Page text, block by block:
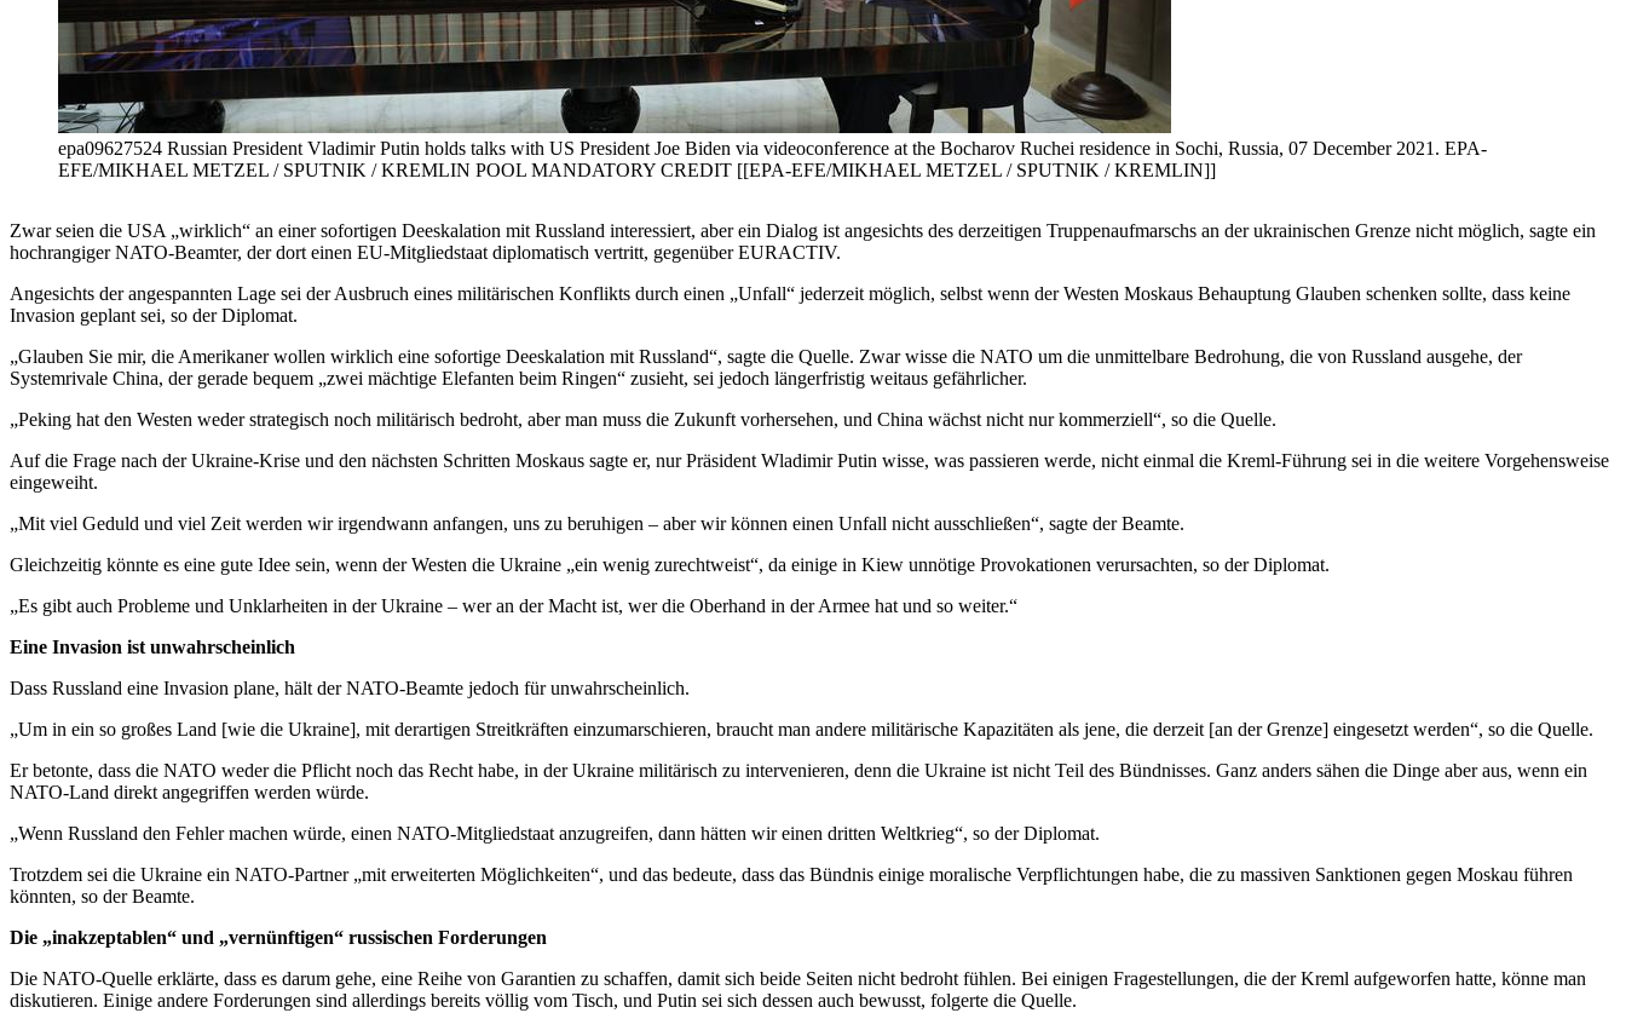
epa09627524 Russian President Vladimir Putin holds talks with US President Joe Biden via videoconference at the Bocharov Ruchei residence in Sochi, Russia, 07 December 2021. EPA-
EFE/MIKHAEL METZEL / SPUTNIK / KREMLIN POOL MANDATORY CREDIT [[EPA-EFE/MIKHAEL METZEL / SPUTNIK / KREMLIN]]
Zwar seien die USA „wirklich“ an einer sofortigen Deeskalation mit Russland interessiert, aber ein Dialog ist angesichts des derzeitigen Truppenaufmarschs an der ukrainischen Grenze nicht möglich, sagte ein
hochrangiger NATO-Beamter, der dort einen EU-Mitgliedstaat diplomatisch vertritt, gegenüber EURACTIV.
Angesichts der angespannten Lage sei der Ausbruch eines militärischen Konflikts durch einen „Unfall“ jederzeit möglich, selbst wenn der Westen Moskaus Behauptung Glauben schenken sollte, dass keine
Invasion geplant sei, so der Diplomat.
„Glauben Sie mir, die Amerikaner wollen wirklich eine sofortige Deeskalation mit Russland“, sagte die Quelle. Zwar wisse die NATO um die unmittelbare Bedrohung, die von Russland ausgehe, der
Systemrivale China, der gerade bequem „zwei mächtige Elefanten beim Ringen“ zusieht, sei jedoch längerfristig weitaus gefährlicher.
„Peking hat den Westen weder strategisch noch militärisch bedroht, aber man muss die Zukunft vorhersehen, und China wächst nicht nur kommerziell“, so die Quelle.
Auf die Frage nach der Ukraine-Krise und den nächsten Schritten Moskaus sagte er, nur Präsident Wladimir Putin wisse, was passieren werde, nicht einmal die Kreml-Führung sei in die weitere Vorgehensweise
eingeweiht.
„Mit viel Geduld und viel Zeit werden wir irgendwann anfangen, uns zu beruhigen – aber wir können einen Unfall nicht ausschließen“, sagte der Beamte.
Gleichzeitig könnte es eine gute Idee sein, wenn der Westen die Ukraine „ein wenig zurechtweist“, da einige in Kiew unnötige Provokationen verursachten, so der Diplomat.
„Es gibt auch Probleme und Unklarheiten in der Ukraine – wer an der Macht ist, wer die Oberhand in der Armee hat und so weiter.“
Eine Invasion ist unwahrscheinlich
Dass Russland eine Invasion plane, hält der NATO-Beamte jedoch für unwahrscheinlich.
„Um in ein so großes Land [wie die Ukraine], mit derartigen Streitkräften einzumarschieren, braucht man andere militärische Kapazitäten als jene, die derzeit [an der Grenze] eingesetzt werden“, so die Quelle.
Er betonte, dass die NATO weder die Pflicht noch das Recht habe, in der Ukraine militärisch zu intervenieren, denn die Ukraine ist nicht Teil des Bündnisses. Ganz anders sähen die Dinge aber aus, wenn ein
NATO-Land direkt angegriffen werden würde.
„Wenn Russland den Fehler machen würde, einen NATO-Mitgliedstaat anzugreifen, dann hätten wir einen dritten Weltkrieg“, so der Diplomat.
Trotzdem sei die Ukraine ein NATO-Partner „mit erweiterten Möglichkeiten“, und das bedeute, dass das Bündnis einige moralische Verpflichtungen habe, die zu massiven Sanktionen gegen Moskau führen
könnten, so der Beamte.
Die „inakzeptablen“ und „vernünftigen“ russischen Forderungen
Die NATO-Quelle erklärte, dass es darum gehe, eine Reihe von Garantien zu schaffen, damit sich beide Seiten nicht bedroht fühlen. Bei einigen Fragestellungen, die der Kreml aufgeworfen hatte, könne man
diskutieren. Einige andere Forderungen sind allerdings bereits völlig vom Tisch, und Putin sei sich dessen auch bewusst, folgerte die Quelle.